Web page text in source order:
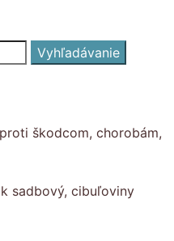
Vyhľadávanie
škodcom, chorobám,
sadbový, cibuľoviny